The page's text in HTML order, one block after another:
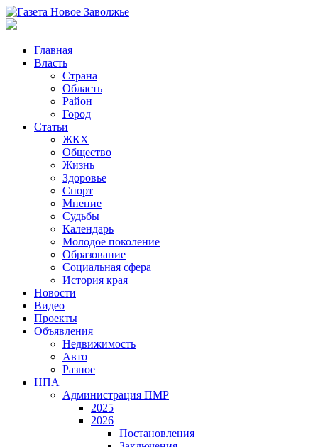
Главная
Власть
Страна
Область
Район
Город
Статьи
ЖКХ
Общество
Жизнь
Здоровье
Спорт
Мнение
Судьбы
Календарь
Молодое поколение
Образование
Социальная сфера
История края
Новости
Видео
Проекты
Объявления
Недвижимость
Авто
Разное
НПА
Администрация ПМР
2025
2026
Постановления